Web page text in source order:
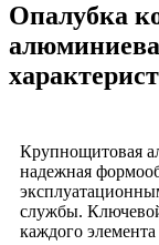
Опалубка
Крупнощитовая
надежная
службы.
каждого